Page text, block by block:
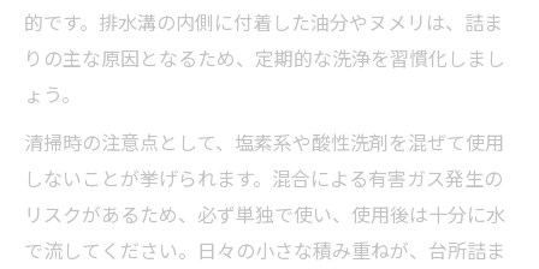
的です。排水溝の内側に付着した油分やヌメリは、詰ま
りの主な原因となるため、定期的な洗浄を習慣化しまし
ょう。
清掃時の注意点として、塩素系や酸性洗剤を混ぜて使用
しないことが挙げられます。混合による有害ガス発生の
リスクがあるため、必ず単独で使い、使用後は十分に水
で流してください。日々の小さな積み重ねが、台所詰ま